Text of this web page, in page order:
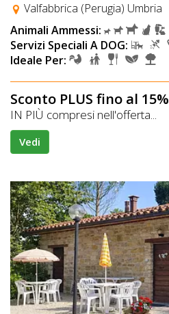
Valfabbrica (Perugia) Umbria
Animali Ammessi:
Servizi Speciali A DOG:
Ideale Per:
Sconto PLUS fino al 15%
IN PIÙ compresi nell'offerta...
Vedi